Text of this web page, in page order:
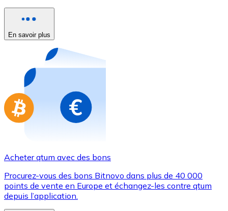
Acheter avec carte
Nouveau
Achetez des cartes-cadeaux de vos marques
Aller à la boutique de cartes-cadeaux
En savoir plus
Acheter qtum avec des bons
Procurez-vous des bons Bitnovo dans plus de 40 000
points de vente en Europe et échangez-les contre qtum
depuis l’application.